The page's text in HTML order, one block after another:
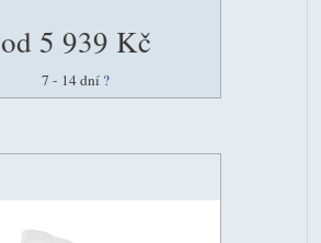
od 5 939 Kč
7 - 14 dní ?